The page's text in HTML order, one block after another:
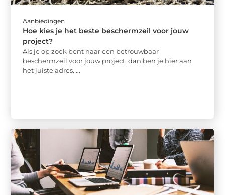
Aanbiedingen
Hoe kies je het beste beschermzeil voor jouw
project?
Als je op zoek bent naar een betrouwbaar
beschermzeil voor jouw project, dan ben je hier aan
het juiste adres. ...